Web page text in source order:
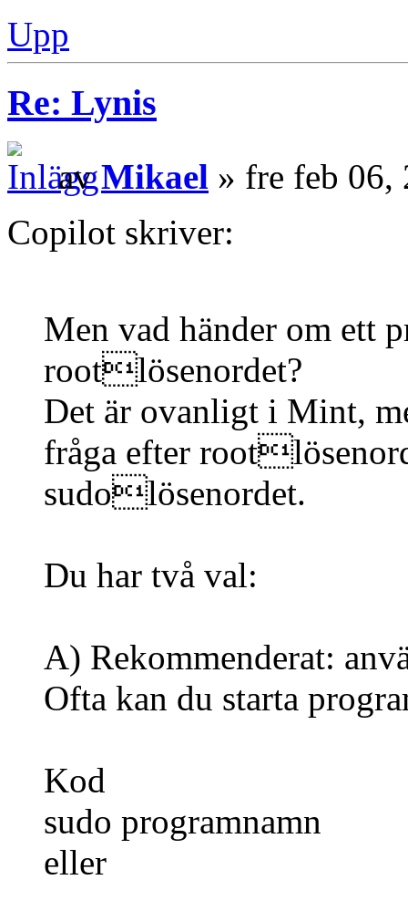
Upp
Re: Lynis
avMikael » fre feb 06,
Copilot skriver:
Men vad händer om ett
rootlösenordet?
Det är ovanligt i Mint,
fråga efter
sudolösenordet.
Du har två val:
A) Rekommenderat:
Ofta kan du starta
Kod
sudo programnamn
eller